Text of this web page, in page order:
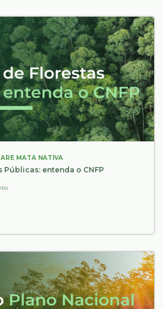
MATA NATIVA
Públicas: entenda o CNFP